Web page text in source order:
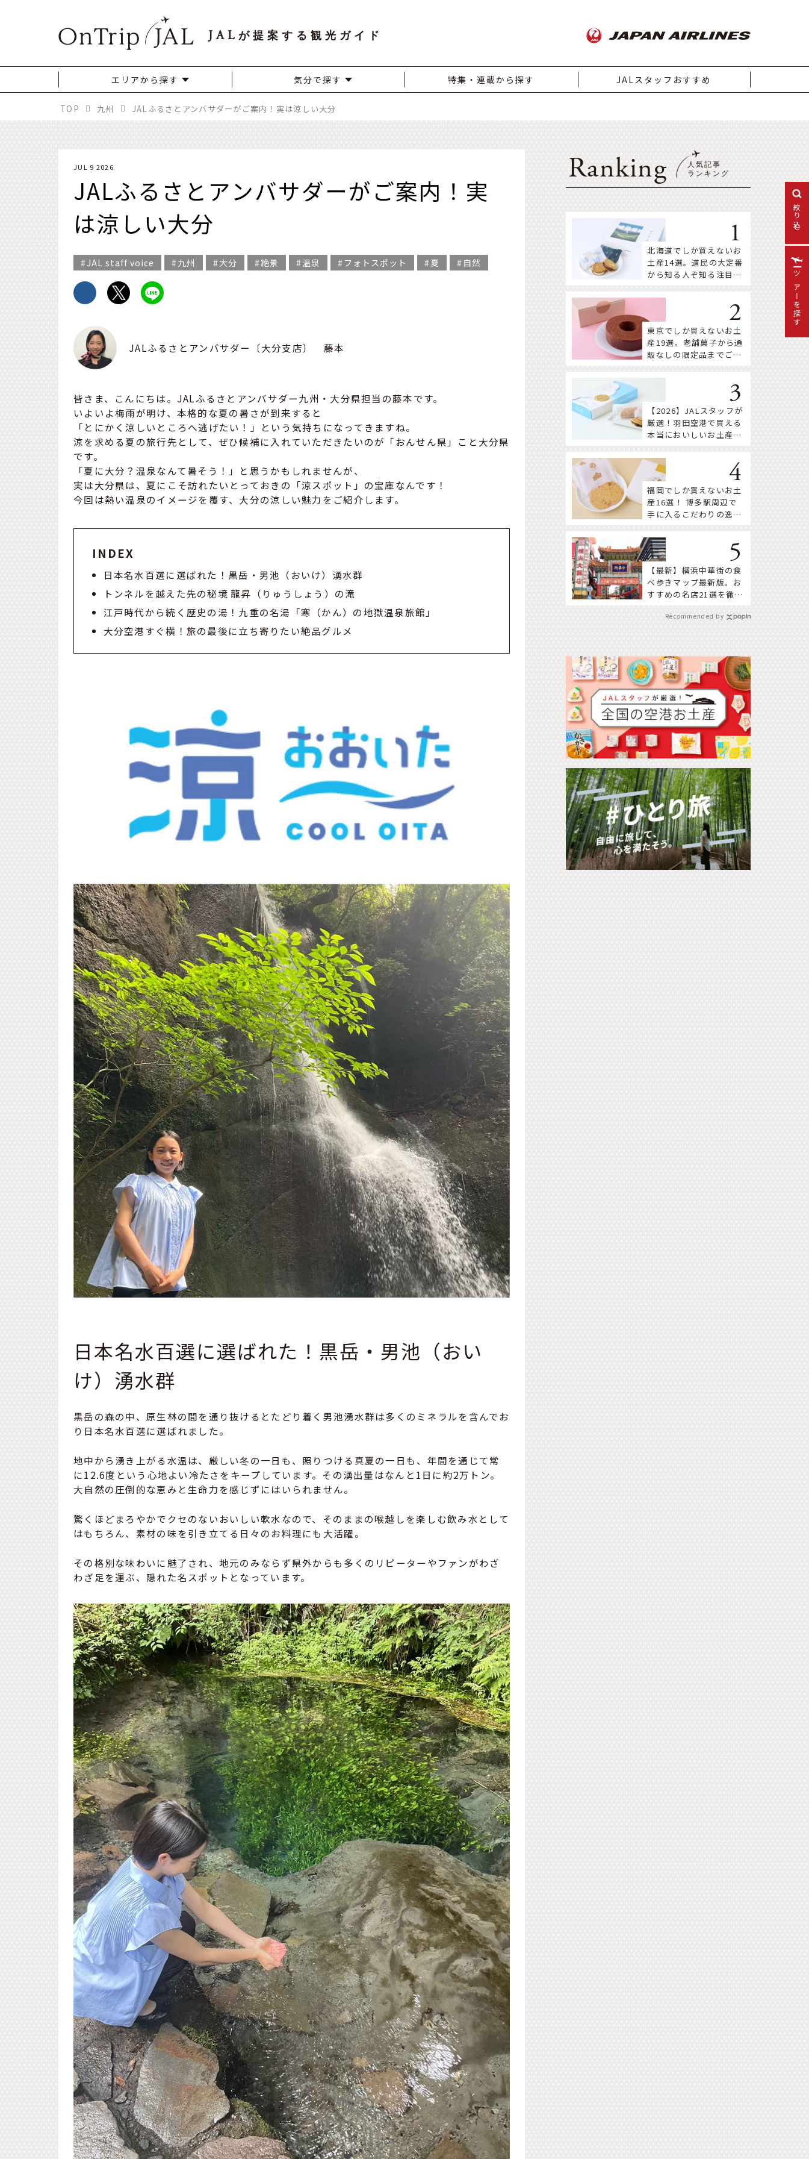
絞り込む
JAL が提案する観光ガイド
エリアから探す 気分で探す 特集・連載から探す JALスタッフおすすめ
TOP 九州 JALふるさとアンバサダーがご案内！実は涼しい大分
JUL 9 2026
JALふるさとアンバサダーがご案内！実
は涼しい大分
JAL staff voice 九州 大分 絶景 温泉 フォトスポット 夏 自然
JALふるさとアンバサダー〔大分支店〕 藤本
皆さま、こんにちは。JALふるさとアンバサダー九州・大分県担当の藤本です。
いよいよ梅雨が明け、本格的な夏の暑さが到来すると
「とにかく涼しいところへ逃げたい！」という気持ちになってきますね。
涼を求める夏の旅行先として、ぜひ候補に入れていただきたいのが「おんせん県」こと大分県
です。
「夏に大分？温泉なんて暑そう！」と思うかもしれませんが、
実は大分県は、夏にこそ訪れたいとっておきの「涼スポット」の宝庫なんです！
今回は熱い温泉のイメージを覆す、大分の涼しい魅力をご紹介します。
INDEX
日本名水百選に選ばれた！黒岳・男池（おいけ）湧水群
トンネルを越えた先の秘境 龍昇（りゅうしょう）の滝
江戸時代から続く歴史の湯！九重の名湯「寒（かん）の地獄温泉旅館」
大分空港すぐ横！旅の最後に立ち寄りたい絶品グルメ
日本名水百選に選ばれた！黒岳・男池（おい
け）湧水群
黒岳の森の中、原生林の間を通り抜けるとたどり着く男池湧水群は多くのミネラルを含んでお
り日本名水百選に選ばれました。
地中から湧き上がる水温は、厳しい冬の一日も、照りつける真夏の一日も、年間を通じて常
に12.6度という心地よい冷たさをキープしています。その湧出量はなんと1日に約2万トン。
大自然の圧倒的な恵みと生命力を感じずにはいられません。
驚くほどまろやかでクセのないおいしい軟水なので、そのままの喉越しを楽しむ飲み水として
はもちろん、素材の味を引き立てる日々のお料理にも大活躍。
その格別な味わいに魅了され、地元のみならず県外からも多くのリピーターやファンがわざ
わざ足を運ぶ、隠れた名スポットとなっています。
Ranking
北海道でしか買えないお
土産14選。道民の大定番
から知る人ぞ知る注目株
東京でしか買えないお土
産19選。老舗菓子から通
販なしの限定品までご紹
【2026】JALスタッフが
厳選！羽田空港で買える
本当においしいお土産18
福岡でしか買えないお土
産16選！ 博多駅周辺で
手に入るこだわりの逸品
【最新】横浜中華街の食
べ歩きマップ最新版。お
すすめの名店21選を徹底
Recommended by
ツアーを探す